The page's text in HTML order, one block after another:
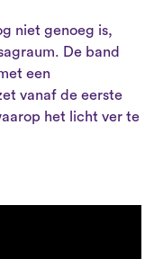
niet genoeg is,
De band
een
vanaf de eerste
het licht ver te